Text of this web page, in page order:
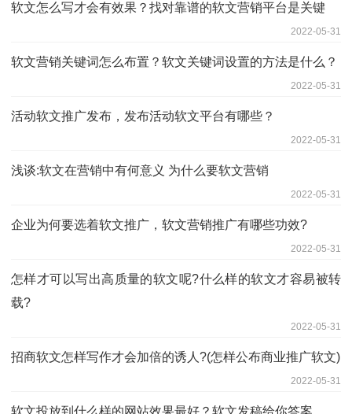
软文怎么写才会有效果？找对靠谱的软文营销平台是关键
2022-05-31
软文营销关键词怎么布置？软文关键词设置的方法是什么？
2022-05-31
活动软文推广发布，发布活动软文平台有哪些？
2022-05-31
浅谈:软文在营销中有何意义 为什么要软文营销
2022-05-31
企业为何要选着软文推广，软文营销推广有哪些功效?
2022-05-31
怎样才可以写出高质量的软文呢?什么样的软文才容易被转
载?
2022-05-31
招商软文怎样写作才会加倍的诱人?(怎样公布商业推广软文)
2022-05-31